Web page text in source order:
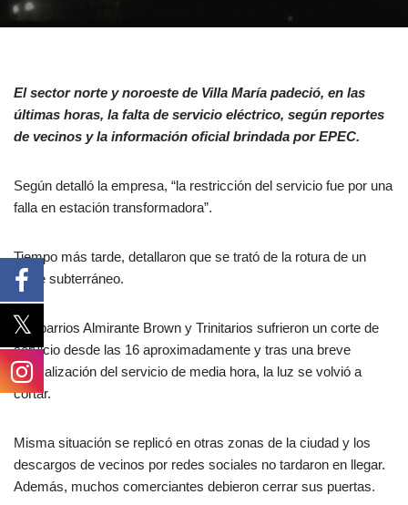
El sector norte y noroeste de Villa María padeció, en las
últimas horas, la falta de servicio eléctrico, según reportes
de vecinos y la información oficial brindada por EPEC.
Según detalló la empresa, “la restricción del servicio fue por una
falla en estación transformadora”.
Tiempo más tarde, detallaron que se trató de la rotura de un
cable subterráneo.
Los barrios Almirante Brown y Trinitarios sufrieron un corte de
servicio desde las 16 aproximadamente y tras una breve
normalización del servicio de media hora, la luz se volvió a
cortar.
Misma situación se replicó en otras zonas de la ciudad y los
descargos de vecinos por redes sociales no tardaron en llegar.
Además, muchos comerciantes debieron cerrar sus puertas.